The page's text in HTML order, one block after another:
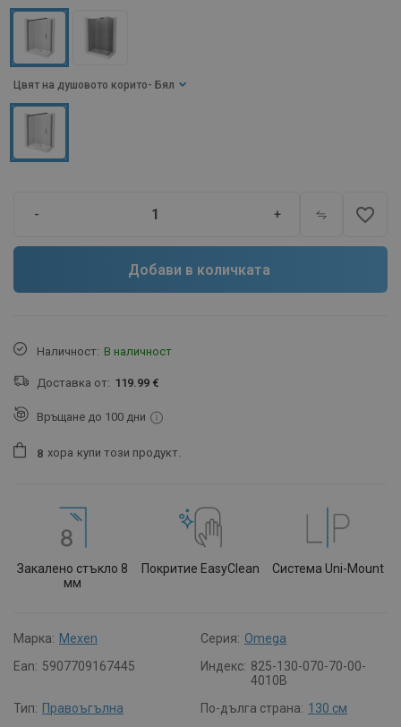
Цвят на душовото корито - Бял
- + favorite_border
Добави в количката
Наличност: В наличност
Доставка от: 119.99 €
Връщане до 100 дни
8 хора купи този продукт.
Закалено стъкло 8
мм
Покритие EasyClean Система Uni-Mount
Марка: Mexen Серия: Omega
Ean: 5907709167445 Индекс: 825-130-070-70-00-
4010B
Тип: Правоъгълна По-дълга страна: 130 см